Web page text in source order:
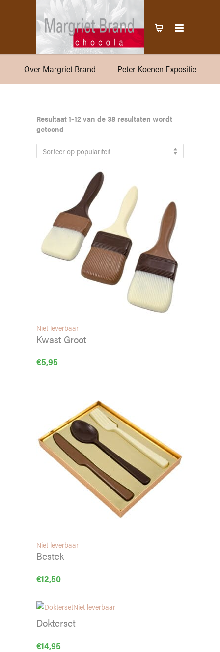
Over Margriet Brand Peter Koenen Expositie
Resultaat 1–12 van de 38 resultaten wordt
getoond
populariteit
Sorteer op populariteit
Niet leverbaar
Kwast Groot
€5,95
Niet leverbaar
Bestek
€12,50
Niet leverbaar
Dokterset
€14,95